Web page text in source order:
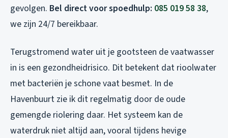
gevolgen. Bel direct voor spoedhulp: 085 019 58 38,
we zijn 24/7 bereikbaar.
Terugstromend water uit je gootsteen de vaatwasser
in is een gezondheidrisico. Dit betekent dat rioolwater
met bacteriën je schone vaat besmet. In de
Havenbuurt zie ik dit regelmatig door de oude
gemengde riolering daar. Het systeem kan de
waterdruk niet altijd aan, vooral tijdens hevige